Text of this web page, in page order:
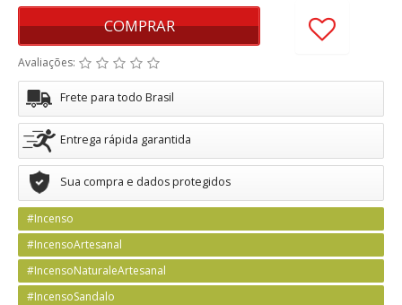
COMPRAR
Avaliações:
Frete para todo Brasil
Entrega rápida garantida
Sua compra e dados protegidos
#Incenso
#IncensoArtesanal
#IncensoNaturaleArtesanal
#IncensoSandalo